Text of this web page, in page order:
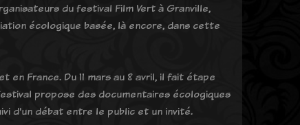
du festival Film Vert à Granville,
écologique basée, là encore, dans cette
France. Du 11 mars au 8 avril, il fait étape
propose des documentaires écologiques
d'un débat entre le public et un invité.